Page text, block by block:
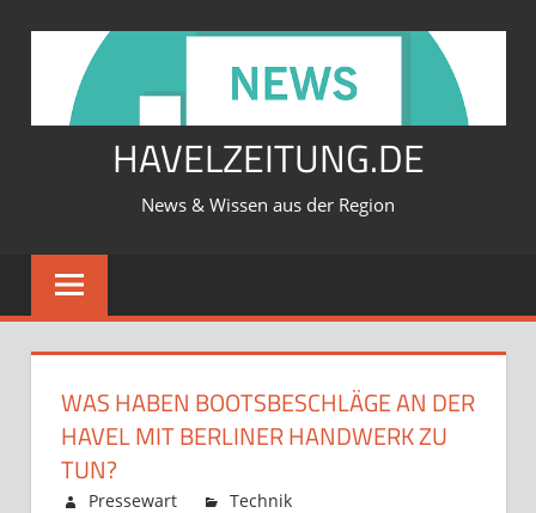
springen
HAVELZEITUNG.DE
News & Wissen aus der Region
WAS HABEN BOOTSBESCHLÄGE AN DER
HAVEL MIT BERLINER HANDWERK ZU
TUN?
Februar 12, 2026
Pressewart Technik